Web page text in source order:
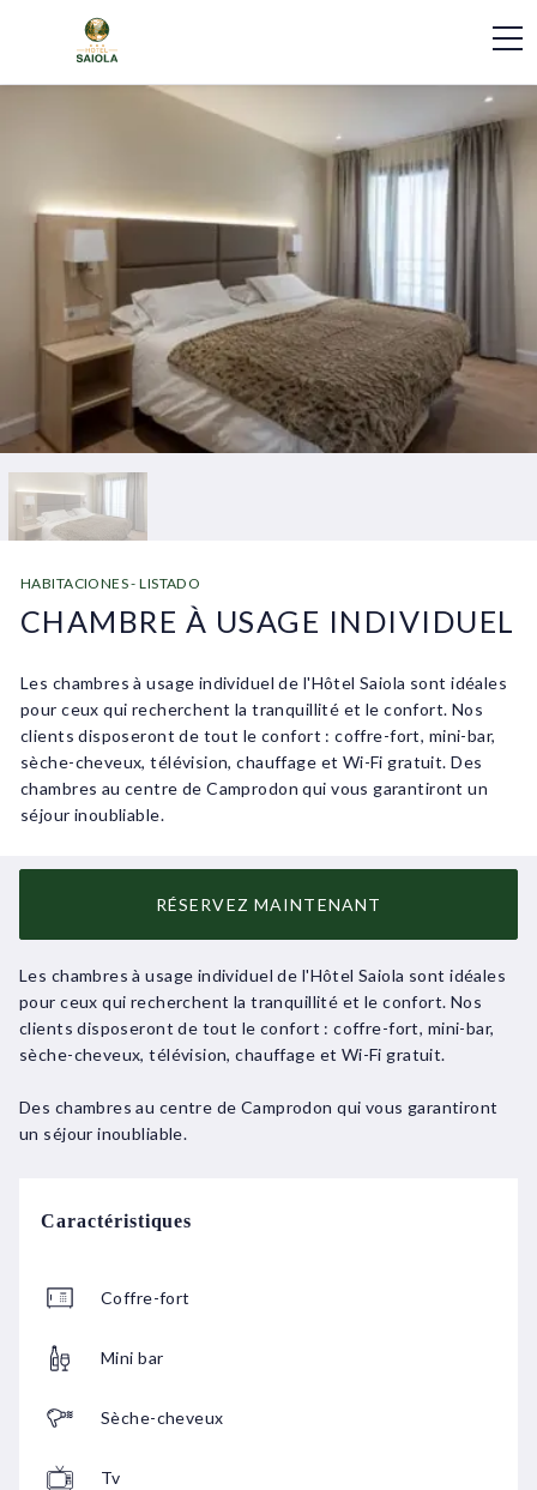
HABITACIONES - LISTADO
CHAMBRE À USAGE INDIVIDUEL
Les chambres à usage individuel de l'Hôtel Saiola sont idéales
pour ceux qui recherchent la tranquillité et le confort. Nos
clients disposeront de tout le confort : coffre-fort, mini-bar,
sèche-cheveux, télévision, chauffage et Wi-Fi gratuit. Des
chambres au centre de Camprodon qui vous garantiront un
séjour inoubliable.
RÉSERVEZ MAINTENANT
Les chambres à usage individuel de l'Hôtel Saiola sont idéales
pour ceux qui recherchent la tranquillité et le confort. Nos
clients disposeront de tout le confort : coffre-fort, mini-bar,
sèche-cheveux, télévision, chauffage et Wi-Fi gratuit.
Des chambres au centre de Camprodon qui vous garantiront
un séjour inoubliable.
Caractéristiques
Coffre-fort
Mini bar
Sèche-cheveux
Tv